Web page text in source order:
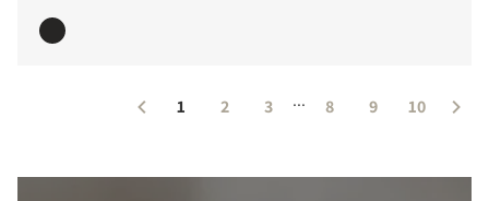
1 2 3 ... 8 9 10